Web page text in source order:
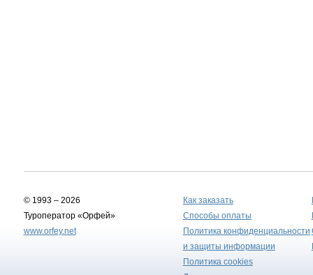
© 1993 – 2026
Туроператор «Орфей»
www.orfey.net
Как заказать
Способы оплаты
Политика конфиденциальности
и защиты информации
Политика cookies